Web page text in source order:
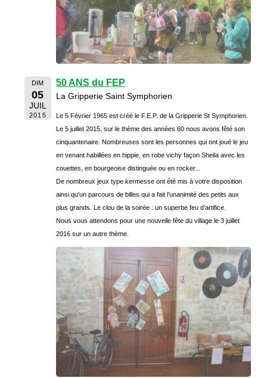
DIM
05
JUIL
2015
50 ANS du FEP
La Gripperie Saint Symphorien
Le 5 Février 1965 est créé le F.E.P. de la Gripperie St Symphorien.
Le 5 juillet 2015, sur le thème des années 60 nous avons fêté son
cinquantenaire. Nombreuses sont les personnes qui ont joué le jeu
en venant habillées en hippie, en robe vichy façon Sheila avec les
couettes, en bourgeoise distinguée ou en rocker...
De nombreux jeux type kermesse ont été mis à votre disposition
ainsi qu'un parcours de billes qui a fait l’unanimité des petits aux
plus grands. Le clou de la soirée : un superbe feu d’artifice.
Nous vous attendons pour une nouvelle fête du village le 3 juillet
2016 sur un autre thème.